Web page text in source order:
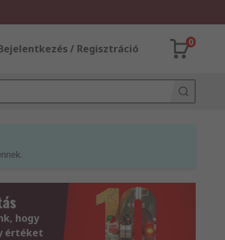
/ Regisztráció
0
hogy
értéket